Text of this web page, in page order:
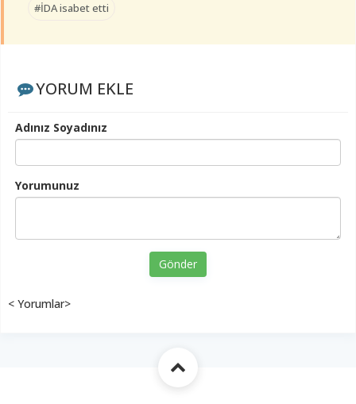
#İDA isabet etti
YORUM EKLE
Adınız Soyadınız
Yorumunuz
Gönder
< Yorumlar>